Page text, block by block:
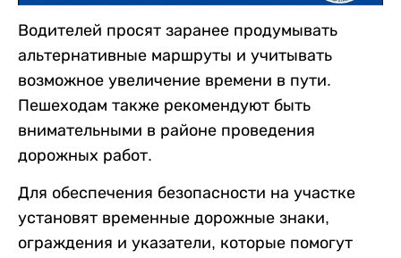
Водителей просят заранее продумывать
альтернативные маршруты и учитывать
возможное увеличение времени в пути.
Пешеходам также рекомендуют быть
внимательными в районе проведения
дорожных работ.
Для обеспечения безопасности на участке
установят временные дорожные знаки,
ограждения и указатели, которые помогут